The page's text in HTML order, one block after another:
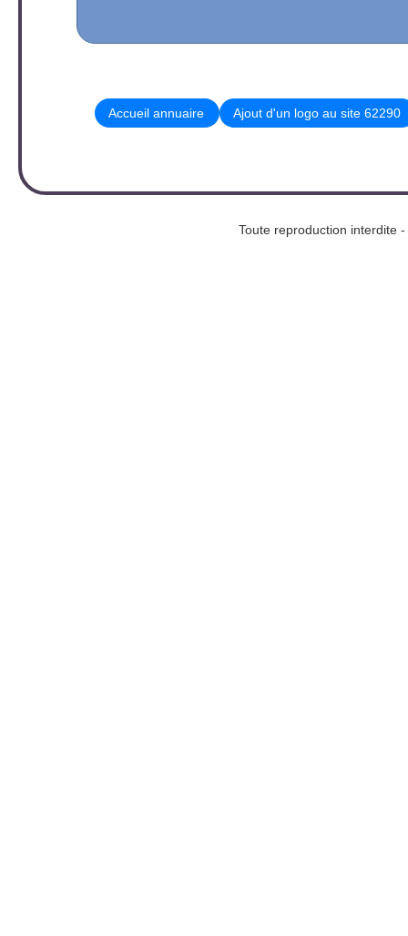
Accueil annuaire Ajout d'un logo au site 62290
Toute reproduction interdite